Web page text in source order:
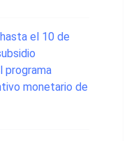
el 10 de
programa
monetario de